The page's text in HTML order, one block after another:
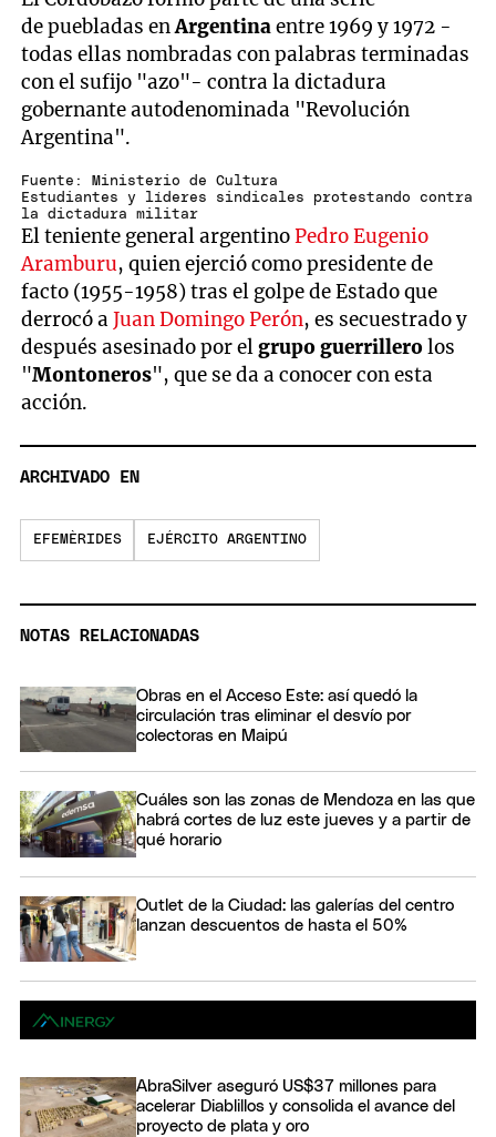
de puebladas enArgentinaentre 1969 y 1972 -
todas ellas nombradas con palabras terminadas
con el sufijo "azo"- contra la dictadura
gobernante autodenominada "Revolución
Argentina".
Fuente: Ministerio de Cultura
Estudiantes y líderes sindicales protestando contra
la dictadura militar
El teniente general argentinoPedro Eugenio
Aramburu, quien ejerció como presidente de
facto (1955-1958) tras el golpe de Estado que
derrocó aJuan Domingo Perón, es secuestrado y
después asesinado por elgrupo guerrillerolos
"Montoneros", que se da a conocer con esta
acción.
ARCHIVADO EN
EFEMÈRIDES EJÉRCITO ARGENTINO
NOTAS RELACIONADAS
Obras en el Acceso Este: así quedó la
circulación tras eliminar el desvío por
colectoras en Maipú
Cuáles son las zonas de Mendoza en las que
habrá cortes de luz este jueves y a partir de
qué horario
Outlet de la Ciudad: las galerías del centro
lanzan descuentos de hasta el 50%
AbraSilver aseguró US$37 millones para
acelerar Diablillos y consolida el avance del
proyecto de plata y oro